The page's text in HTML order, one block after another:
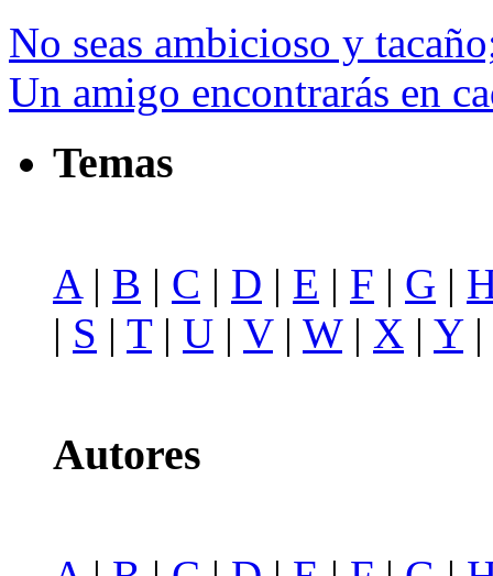
No seas ambicioso y
Un amigo encontrarás en
Temas
A| B | C | D | E | F | G |
| S | T| U | V| W| X | Y|
Autores